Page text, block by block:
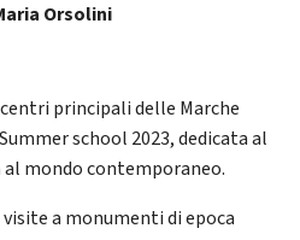
Orsolini
principali delle Marche
school 2023, dedicata al
al mondo contemporaneo.
a monumenti di epoca